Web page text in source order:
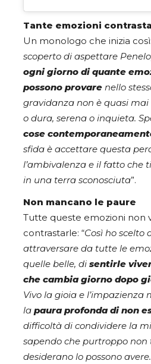
Tante emozioni
Un monologo che inizia
scoperto di aspettare
ogni giorno di quante
possono provare nello
gravidanza non è quasi
o dura, serena o inquieta.
cose
sfida è accettare questa
l’ambivalenza e il fatto che
in una terra sconosciuta”.
Non mancano le paure
Tutte queste emozioni non
contrastarle: “Così ho scelto
attraversare da tutte le
quelle belle, di sentirle
che cambia giorno dopo
Vivo la gioia e l’impazienza
la paura profonda di non
difficoltà di condividere la
sapendo che purtroppo
desiderano lo possono